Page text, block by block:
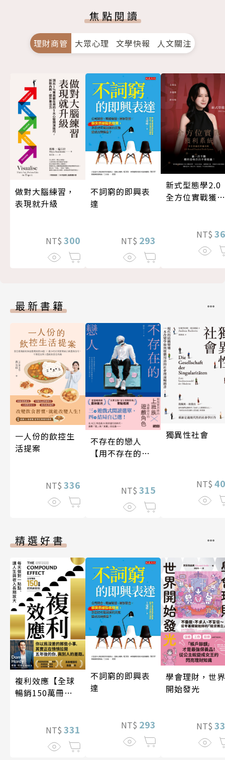
焦點閱讀
理財商管 大眾心理 文學快報 人文關注
做對大腦練習，
表現就升級
NT$ 300
不詞窮的即興表
達
NT$ 293
新式型態學
全方位實戰獲利
NT$
最新書籍
一人份的飲控生
活提案
NT$ 336
不存在的戀人
【用不存在的
NT$ 315
獨異性社會
NT$
精選好書
複利效應【全球
暢銷150萬冊・
NT$ 331
不詞窮的即興表
達
NT$ 293
學會理財，世界
開始發光
NT$